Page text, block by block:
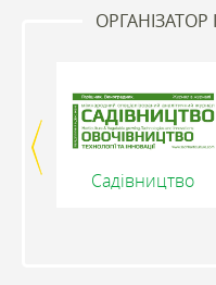
Садівництво